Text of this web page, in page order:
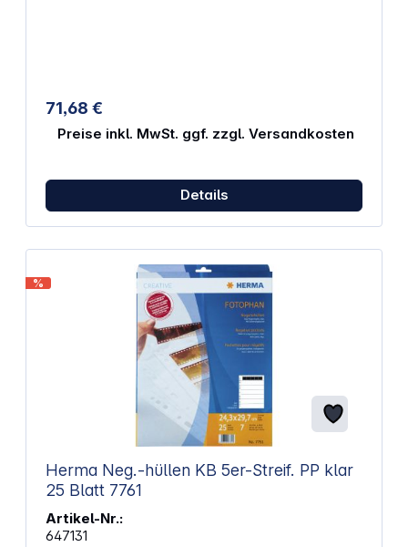
71,68 €
Preise inkl. MwSt. ggf. zzgl. Versandkosten
Details
%
Herma Neg.-hüllen KB 5er-Streif. PP klar
25 Blatt 7761
Artikel-Nr.:
647131